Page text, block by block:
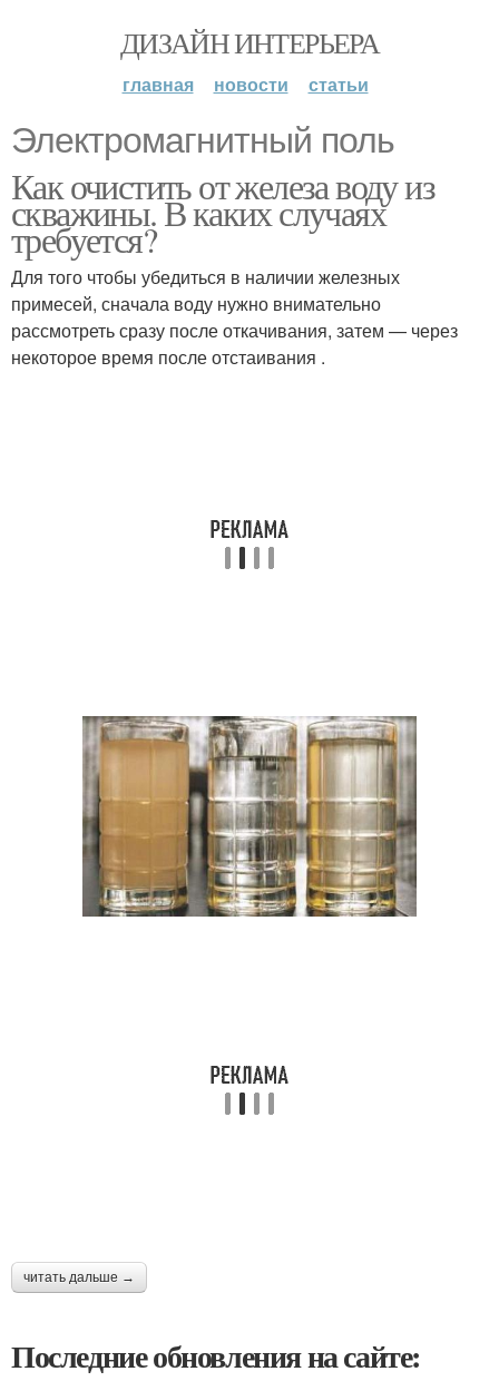
ДИЗАЙН ИНТЕРЬЕРА
главная новости статьи
Электромагнитный поль
Как очистить от железа воду из
скважины. В каких случаях
требуется?
Для того чтобы убедиться в наличии железных
примесей, сначала воду нужно внимательно
рассмотреть сразу после откачивания, затем — через
некоторое время после отстаивания .
читать дальше →
Последние обновления на сайте: